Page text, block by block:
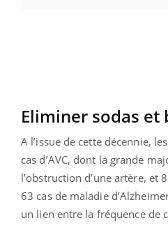
Eliminer sodas et
A l’issue de cette décennie,
cas d’AVC, dont la grande
l’obstruction d’une artère, et
63 cas de maladie
un lien entre la fréquence de